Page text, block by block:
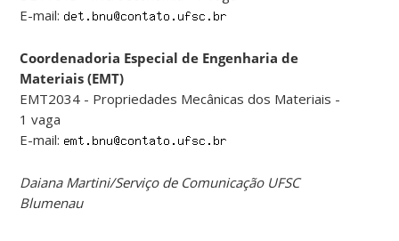
E-mail:
Coordenadoria Especial de Engenharia de
Materiais (EMT)
EMT2034 - Propriedades Mecânicas dos Materiais -
1 vaga
E-mail:
Daiana Martini/Serviço de Comunicação UFSC
Blumenau